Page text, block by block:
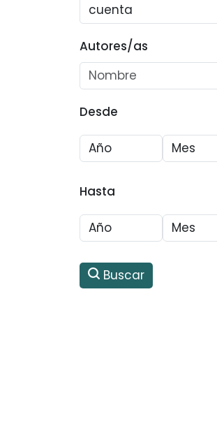
Autores/as
Desde
Hasta
Buscar